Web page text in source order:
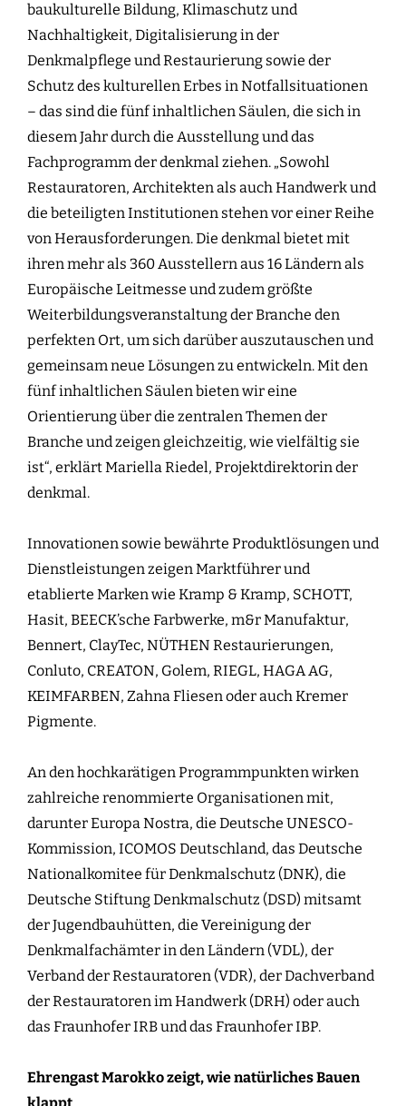
baukulturelle Bildung, Klimaschutz und
Nachhaltigkeit, Digitalisierung in der
Denkmalpflege und Restaurierung sowie der
Schutz des kulturellen Erbes in Notfallsituationen
– das sind die fünf inhaltlichen Säulen, die sich in
diesem Jahr durch die Ausstellung und das
Fachprogramm der denkmal ziehen. „Sowohl
Restauratoren, Architekten als auch Handwerk und
die beteiligten Institutionen stehen vor einer Reihe
von Herausforderungen. Die denkmal bietet mit
ihren mehr als 360 Ausstellern aus 16 Ländern als
Europäische Leitmesse und zudem größte
Weiterbildungsveranstaltung der Branche den
perfekten Ort, um sich darüber auszutauschen und
gemeinsam neue Lösungen zu entwickeln. Mit den
fünf inhaltlichen Säulen bieten wir eine
Orientierung über die zentralen Themen der
Branche und zeigen gleichzeitig, wie vielfältig sie
ist“, erklärt Mariella Riedel, Projektdirektorin der
denkmal.
Innovationen sowie bewährte Produktlösungen und
Dienstleistungen zeigen Marktführer und
etablierte Marken wie Kramp & Kramp, SCHOTT,
Hasit, BEECK’sche Farbwerke, m&r Manufaktur,
Bennert, ClayTec, NÜTHEN Restaurierungen,
Conluto, CREATON, Golem, RIEGL, HAGA AG,
KEIMFARBEN, Zahna Fliesen oder auch Kremer
Pigmente.
An den hochkarätigen Programmpunkten wirken
zahlreiche renommierte Organisationen mit,
darunter Europa Nostra, die Deutsche UNESCO-
Kommission, ICOMOS Deutschland, das Deutsche
Nationalkomitee für Denkmalschutz (DNK), die
Deutsche Stiftung Denkmalschutz (DSD) mitsamt
der Jugendbauhütten, die Vereinigung der
Denkmalfachämter in den Ländern (VDL), der
Verband der Restauratoren (VDR), der Dachverband
der Restauratoren im Handwerk (DRH) oder auch
das Fraunhofer IRB und das Fraunhofer IBP.
Ehrengast Marokko zeigt, wie natürliches Bauen